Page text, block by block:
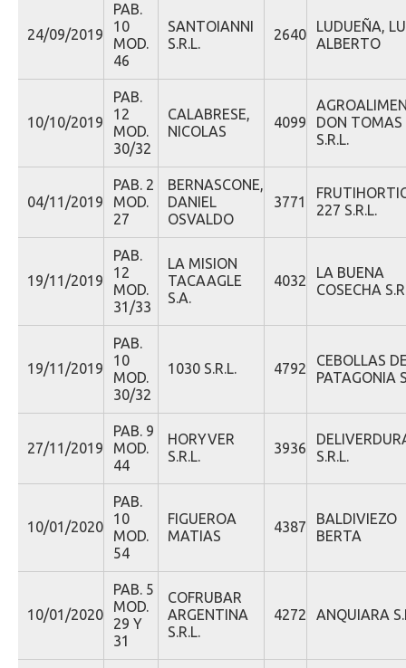
24/09/2019
PAB.
10
MOD.
46
SANTOIANNI
S.R.L.
2640
LUDUEÑA,
ALBERTO
10/10/2019
PAB.
12
MOD.
30/32
CALABRESE,
NICOLAS
4099
DON TOMAS
S.R.L.
04/11/2019
PAB. 2
MOD.
27
BERNASCONE,
DANIEL
OSVALDO
3771
227 S.R.L.
19/11/2019
PAB.
12
MOD.
31/33
LA MISION
TACAAGLE
S.A.
4032
LA BUENA
COSECHA
19/11/2019
PAB.
10
MOD.
30/32
1030 S.R.L. 4792
CEBOLLAS
PATAGONIA
27/11/2019
PAB. 9
MOD.
44
HORYVER
S.R.L.
3936
S.R.L.
10/01/2020
PAB.
10
MOD.
54
FIGUEROA
MATIAS
4387
BALDIVIEZO
BERTA
10/01/2020
PAB. 5
MOD.
29 Y
31
COFRUBAR
ARGENTINA
S.R.L.
4272 ANQUIARA